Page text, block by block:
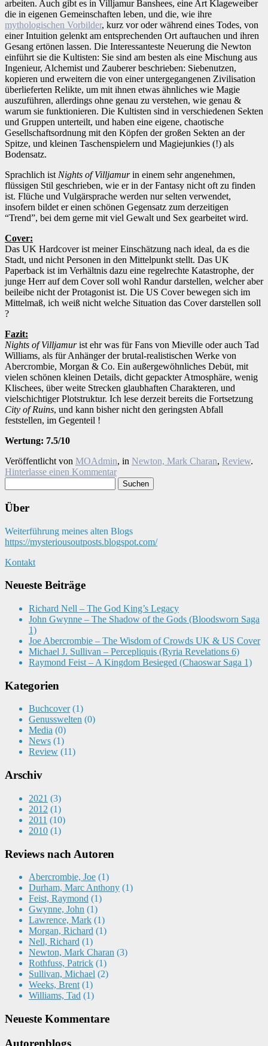
arbeiten. Auch gibt es in Villjamur Banshees, eine Art Klageweiber
die in eigenen Gemeinschaften leben, und die, wie ihre
mythologischen Vorbilder, kurz vor oder während eines Todes, von
einer Intuition gelenkt am entsprechenden Ort auftauchen und ihren
Gesang ertönen lassen. Die Interessanteste Neuerung die Newton
einführt sie die Kultisten: Sie sind am besten als eine Mischung aus
Ingenieur, Alchemist und Zauberer beschrieben: Siebenutzen,
kopieren und erweitern die von einer untergegangenen Zivilisation
überlieferten Relikte, um mit ihnen etwas ähnliches wie Magie
auszuführen, allerdings ohne genau zu verstehen, wie genau &
warum sie funktionieren. Die Kultisten sind in verschiedenen Sekten
und Gruppen unterteilt, und haben eine eigene, chaotische
Gesellschaftsordnung mit den Köpfen der großen Sekten an der
Spitze, und kleinen Taschenspielern und Magiejunkies (!) als
Bodensatz.
Sprachlich ist Nights of Villjamurin einem sehr angenehmen,
flüssigen Stil geschrieben, wie er in der Fantasy nicht oft zu finden
ist. Flüche und Vulgärsprache werden nur selten verwendet,
insofern bildet er einen schönen Gegensatz zum derzeitigen
“Trend”, bei dem gerne mit viel Gewalt und Sex gearbeitet wird.
Cover:
Das UK Hardcover ist meiner Einschätzung nach ideal, da es die
Stadt, und nicht Personen in den Mittelpunkt stellt. Das UK
Paperback ist im Verhältnis dazu eine regelrechte Katastrophe, der
junge Herr auf dem Cover soll wohl Randur darstellen, welcher aber
beileibe nicht der Protagonist ist. Die US Cover bewegen sich im
Mittelmaß, ich weiß nicht welche Situation das Cover darstellen soll
?
Fazit:
Nights of Villjamurist ehr was für Fans von Mieville oder auch Tad
Williams, als für Anhänger der brutal-realistischen Werke von
Abercrombie, Morgan & Co. Ein außergewöhnliches Debüt, mit
vielen schönen kleinen Details, dicht gepackter Atmosphäre, wenig
Klischees, über weite Strecken glaubhaften Charakteren, und
vielschichtiger Plotstruktur. Ich lese derzeit bereits die Fortsetzung
City of Ruins, und kann bisher nicht den geringsten Abfall
feststellen, im Gegenteil !
Wertung: 7.5/10
Veröffentlicht von MOAdmin, in Newton, Mark Charan, Review.
Hinterlasse einen Kommentar
nach:
Über
Weiterführung meines alten Blogs
https://mysteriousoutposts.blogspot.com/
Kontakt
Neueste Beiträge
Richard Nell – The God King’s Legacy
John Gwynne – The Shadow of the Gods (Bloodsworn Saga
1)
Joe Abercrombie – The Wisdom of Crowds UK & US Cover
Michael J. Sullivan – Percepliquis (Ryria Revelations 6)
Raymond Feist – A Kingdom Besieged (Chaoswar Saga 1)
Kategorien
Buchcover(1)
Genusswelten (0)
Media (0)
News (1)
Review (11)
Arschiv
2021 (3)
2012 (1)
2011 (10)
2010 (1)
Reviews nach Autoren
Abercrombie, Joe (1)
Durham, Marc Anthony (1)
Feist, Raymond (1)
Gwynne, John (1)
Lawrence, Mark (1)
Morgan, Richard (1)
Nell, Richard (1)
Newton, Mark Charan (3)
Rothfuss, Patrick (1)
Sullivan, Michael (2)
Weeks, Brent (1)
Williams, Tad (1)
Neueste Kommentare
Autorenblogs